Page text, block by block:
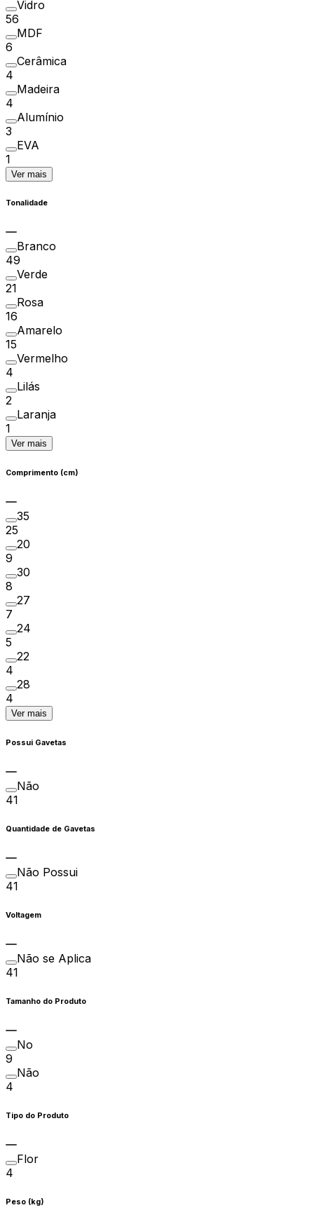
Vidro
56
MDF
6
Cerâmica
4
Madeira
4
Alumínio
3
EVA
1
Ver mais
Tonalidade
Branco
49
Verde
21
Rosa
16
Amarelo
15
Vermelho
4
Lilás
2
Laranja
1
Ver mais
Comprimento (cm)
35
25
20
9
30
8
27
7
24
5
22
4
28
4
Ver mais
Possui Gavetas
Não
41
Quantidade de Gavetas
Não Possui
41
Voltagem
Não se Aplica
41
Tamanho do Produto
No
9
Não
4
Tipo do Produto
Flor
4
Peso (kg)